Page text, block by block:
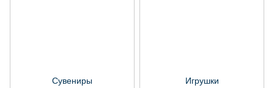
Сувениры Игрушки